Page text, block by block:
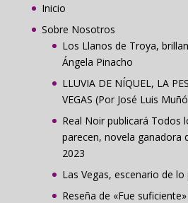
Inicio
Sobre Nosotros
Los Llanos de Troya,
Ángela Pinacho
LLUVIA DE NÍQUEL, LA
VEGAS (Por José Luis
Real Noir publicará Todos
parecen, novela ganadora
2023
Las Vegas, escenario de
Reseña de «Fue